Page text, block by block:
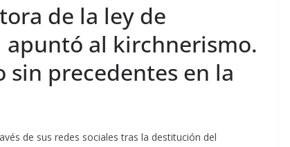
de la ley de
al kirchnerismo.
sin precedentes en la
de sus redes sociales tras la destitución del